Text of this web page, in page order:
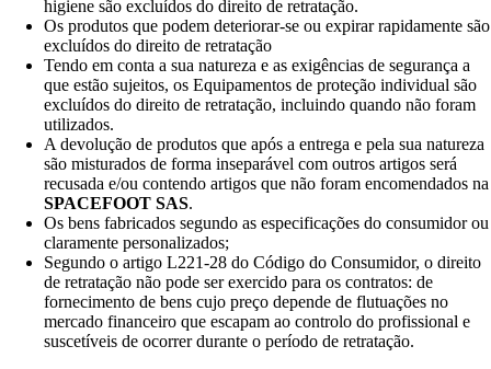
higiene são excluídos do direito de retratação.
Os produtos que podem deteriorar-se ou expirar rapidamente são
excluídos do direito de retratação
Tendo em conta a sua natureza e as exigências de segurança a
que estão sujeitos, os Equipamentos de proteção individual são
excluídos do direito de retratação, incluindo quando não foram
utilizados.
A devolução de produtos que após a entrega e pela sua natureza
são misturados de forma inseparável com outros artigos será
recusada e/ou contendo artigos que não foram encomendados na
SPACEFOOT SAS.
Os bens fabricados segundo as especificações do consumidor ou
claramente personalizados;
Segundo o artigo L221-28 do Código do Consumidor, o direito
de retratação não pode ser exercido para os contratos: de
fornecimento de bens cujo preço depende de flutuações no
mercado financeiro que escapam ao controlo do profissional e
suscetíveis de ocorrer durante o período de retratação.